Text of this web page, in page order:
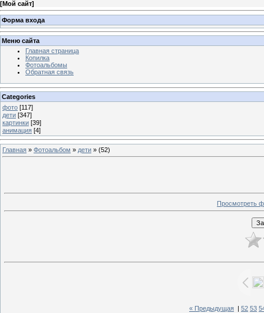
[Мой сайт]
Форма входа
Меню сайта
Главная страница
Копилка
Фотоальбомы
Обратная связь
Categories
фото [117]
дети [347]
картинки [39]
анимация [4]
Главная » Фотоальбом » дети » (52)
Просмотреть
« Предыдущая 52 53